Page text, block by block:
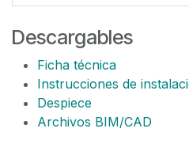
Descargables
Ficha técnica
Instrucciones de
Despiece
Archivos BIM/CAD